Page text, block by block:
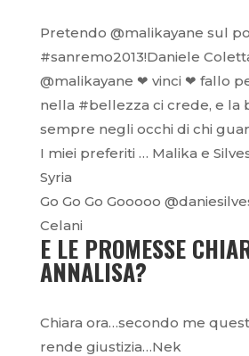
Pretendo @malikayane sul
#sanremo2013!Daniele
@malikayane ❤ vinci ❤ fallo
nella #bellezza ci crede, e la
sempre negli occhi di chi
I miei preferiti … Malika e
Syria
Go Go Go Gooooo
Celani
E LE PROMESSE
ANNALISA?
Chiara ora…secondo me
rende giustizia…Nek